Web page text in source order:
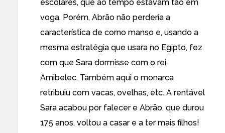
escolares, que ao tempo estavam tão em
voga. Porém, Abrão não perderia a
característica de corno manso e, usando a
mesma estratégia que usara no Egipto, fez
com que Sara dormisse com o rei
Amibelec. Também aqui o monarca
retribuiu com vacas, ovelhas, etc. A rentável
Sara acabou por falecer e Abrão, que durou
175 anos, voltou a casar e a ter mais filhos!